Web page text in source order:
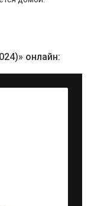
онлайн: